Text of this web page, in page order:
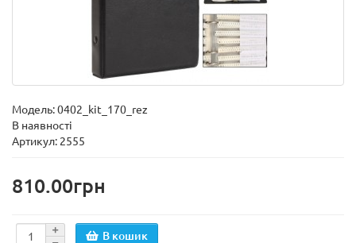
Модель:0402_kit_170_rez
В наявності
Артикул: 2555
810.00грн
В кошик